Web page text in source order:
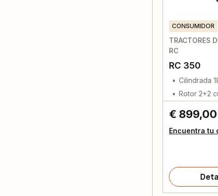
CONSUMIDOR
TRACTORES
RC
RC 350
Cilindrada
Rotor 2+2
€ 899,00
Encuentra tu